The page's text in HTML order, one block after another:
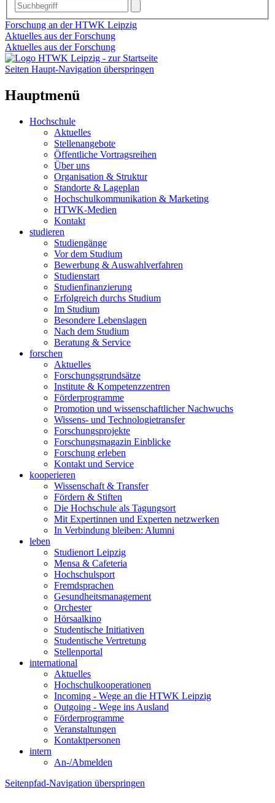
Forschung an der HTWK Leipzig
Aktuelles aus der Forschung
Aktuelles aus der Forschung
Seiten Haupt-Navigation überspringen
Hauptmenü
Hochschule
Aktuelles
Stellenangebote
Öffentliche Vortragsreihen
Über uns
Organisation & Struktur
Standorte & Lageplan
Hochschulkommunikation & Marketing
HTWK-Medien
Kontakt
studieren
Studiengänge
Vor dem Studium
Bewerbung & Auswahlverfahren
Studienstart
Studienfinanzierung
Erfolgreich durchs Studium
Im Studium
Besondere Lebenslagen
Nach dem Studium
Beratung & Service
forschen
Aktuelles
Forschungsgrundsätze
Institute & Kompetenzzentren
Förderprogramme
Promotion und wissenschaftlicher Nachwuchs
Wissens- und Technologietransfer
Forschungsprojekte
Forschungsmagazin Einblicke
Forschung erleben
Kontakt und Service
kooperieren
Wissenschaft & Transfer
Fördern & Stiften
Die Hochschule als Tagungsort
Mit Expertinnen und Experten netzwerken
In Verbindung bleiben: Alumni
leben
Studienort Leipzig
Mensa & Cafeteria
Hochschulsport
Fremdsprachen
Gesundheitsmanagement
Orchester
Hörsaalkino
Studentische Initiativen
Studentische Vertretung
Stellenportal
international
Aktuelles
Hochschulkooperationen
Incoming - Wege an die HTWK Leipzig
Outgoing - Wege ins Ausland
Förderprogramme
Veranstaltungen
Kontaktpersonen
intern
An-/Abmelden
Seitenpfad-Navigation überspringen